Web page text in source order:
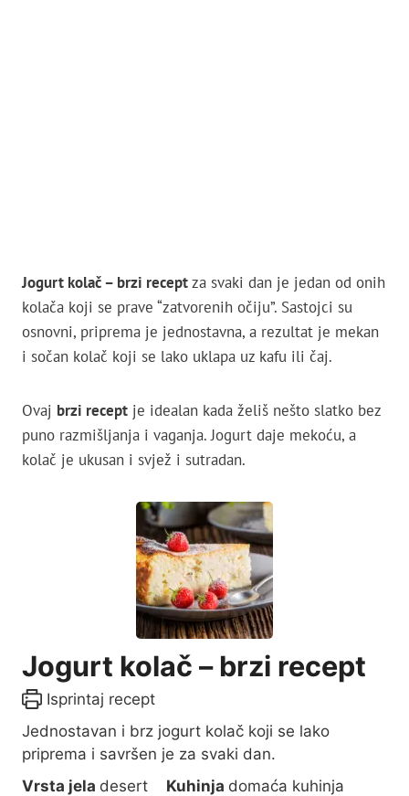
Jogurt kolač – brzi receptza svaki dan je jedan od onih
kolača koji se prave “zatvorenih očiju”. Sastojci su
osnovni, priprema je jednostavna, a rezultat je mekan
i sočan kolač koji se lako uklapa uz kafu ili čaj.
Ovaj brzi recept je idealan kada želiš nešto slatko bez
puno razmišljanja i vaganja. Jogurt daje mekoću, a
kolač je ukusan i svjež i sutradan.
Jogurt kolač – brzi recept
Isprintaj recept
Jednostavan i brz jogurt kolač koji se lako
priprema i savršen je za svaki dan.
Vrsta jela desert Kuhinja domaća kuhinja